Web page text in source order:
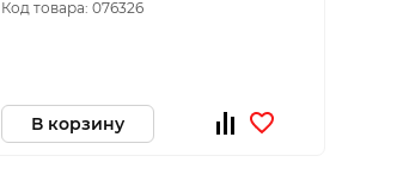
Код товара: 076326
В корзину